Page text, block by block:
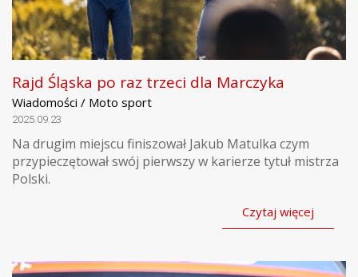
Rajd Śląska po raz trzeci dla Marczyka
Wiadomości / Moto sport
2025.09.23
Na drugim miejscu finiszował Jakub Matulka czym
przypieczętował swój pierwszy w karierze tytuł mistrza
Polski.
Czytaj więcej